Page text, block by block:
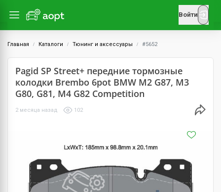
Войти
Главная Каталоги Тюнинг и аксессуары #5652
Pagid SP Street+ передние тормозные
колодки Brembo 6pot BMW M2 G87, M3
G80, G81, M4 G82 Competition
2 месяца назад 102